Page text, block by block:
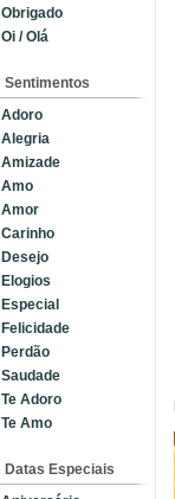
Obrigado
Oi / Olá
Sentimentos
Adoro
Alegria
Amizade
Amo
Amor
Carinho
Desejo
Elogios
Especial
Felicidade
Perdão
Saudade
Te Adoro
Te Amo
Datas Especiais